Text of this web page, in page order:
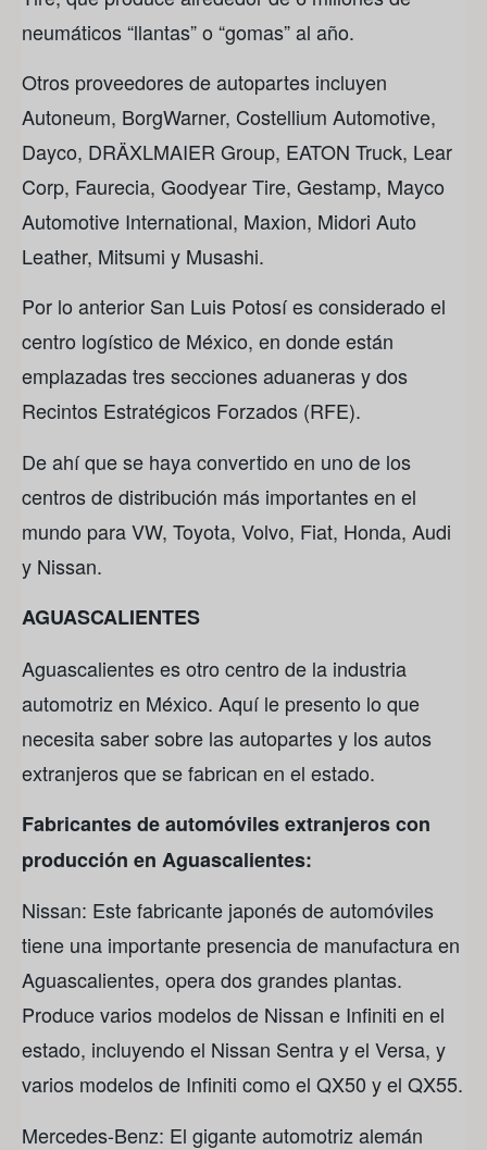
neumáticos “llantas” o “gomas” al año.
Otros proveedores de autopartes incluyen
Autoneum, BorgWarner, Costellium Automotive,
Dayco, DRÄXLMAIER Group, EATON Truck, Lear
Corp, Faurecia, Goodyear Tire, Gestamp, Mayco
Automotive International, Maxion, Midori Auto
Leather, Mitsumi y Musashi.
Por lo anterior San Luis Potosí es considerado el
centro logístico de México, en donde están
emplazadas tres secciones aduaneras y dos
Recintos Estratégicos Forzados (RFE).
De ahí que se haya convertido en uno de los
centros de distribución más importantes en el
mundo para VW, Toyota, Volvo, Fiat, Honda, Audi
y Nissan.
AGUASCALIENTES
Aguascalientes es otro centro de la industria
automotriz en México. Aquí le presento lo que
necesita saber sobre las autopartes y los autos
extranjeros que se fabrican en el estado.
Fabricantes de automóviles extranjeros con
producción en Aguascalientes:
Nissan: Este fabricante japonés de automóviles
tiene una importante presencia de manufactura en
Aguascalientes, opera dos grandes plantas.
Produce varios modelos de Nissan e Infiniti en el
estado, incluyendo el Nissan Sentra y el Versa, y
varios modelos de Infiniti como el QX50 y el QX55.
Mercedes-Benz: El gigante automotriz alemán